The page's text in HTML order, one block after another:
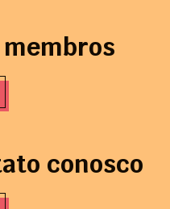
conosco